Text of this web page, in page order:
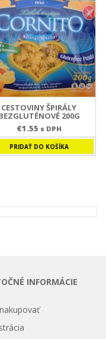
CESTOVINY ŠPIRÁLY
200G
€1.55 s DPH
PRIDAŤ DO KOŠÍKA
INFORMÁCIE